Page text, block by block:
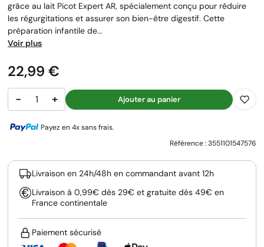
grâce au lait Picot Expert AR, spécialement conçu pour réduire
les régurgitations et assurer son bien-être digestif. Cette
préparation infantile de...
Voir plus
Prix
22,99 €
− + Ajouter au panier
Payez en 4x sans frais.
Référence :3551101547576
Livraison en 24h/48h en commandant avant 12h
Livraison à 0,99€ dès 29€ et gratuite dès 49€ en
France continentale
Paiement sécurisé